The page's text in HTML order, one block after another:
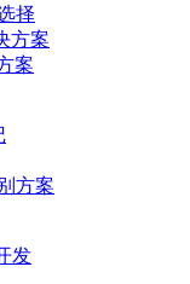
择
方案
案
方案
发